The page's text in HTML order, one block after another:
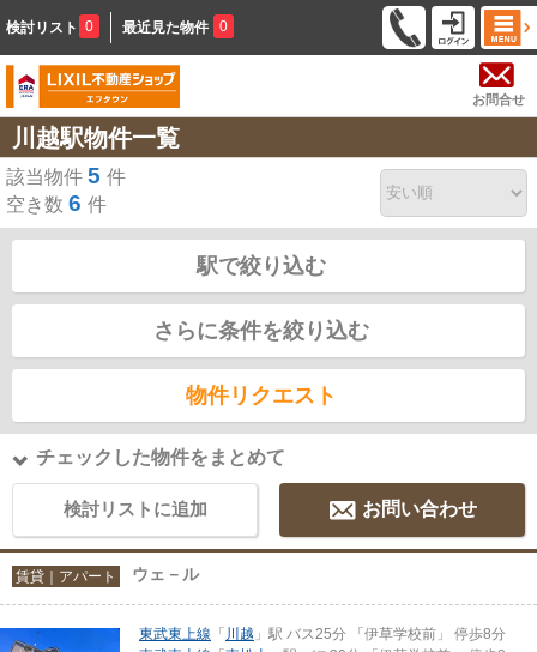
検討リスト 0 最近見た物件 0
お問合せ
川越駅物件一覧
該当物件 5 件
空き数 6 件
駅で絞り込む
さらに条件を絞り込む
物件リクエスト
チェックした物件をまとめて
検討リストに追加 お問い合わせ
賃貸｜アパート ウェ－ル
東武東上線 「 川越 」駅 バス25分 「伊草学校前」 停歩8分